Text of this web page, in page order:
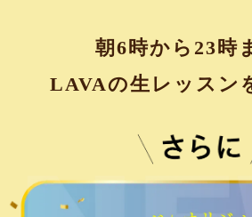
朝6時から23時
LAVAの生レッスン